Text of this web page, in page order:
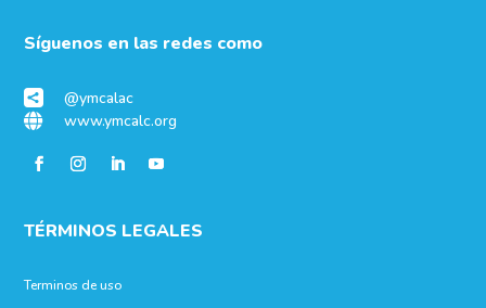
Síguenos en las redes como
 @ymcalac
 www.ymcalc.org
TÉRMINOS LEGALES
Terminos de uso